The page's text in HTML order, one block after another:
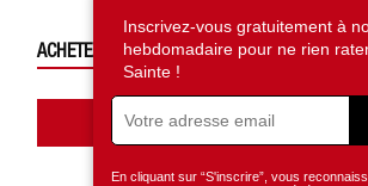
ACHETEZ CE NUMÉRO
Accédez à la boutique
Inscrivez-vous gratuitement à
hebdomadaire pour ne rien
Sainte !
En cliquant sur “S'inscrire”, vous